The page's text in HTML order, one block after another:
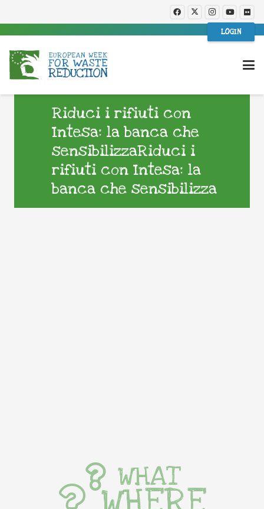
LOGIN
Riduci i rifiuti con
Intesa: la banca che
sensibilizzaRiduci i
rifiuti con Intesa: la
banca che sensibilizza
WHAT